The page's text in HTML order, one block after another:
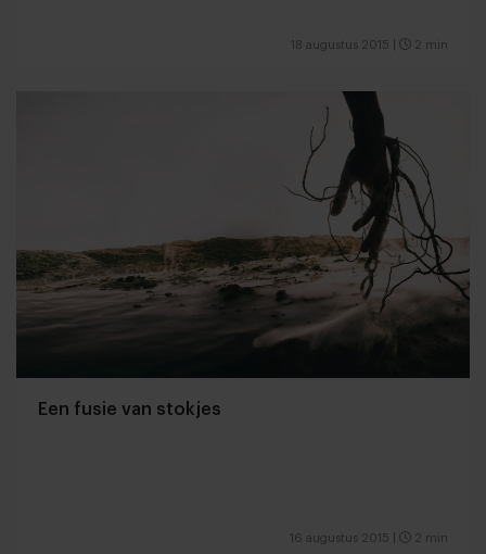
18 augustus 2015 2 min
Een fusie van stokjes
16 augustus 2015 2 min